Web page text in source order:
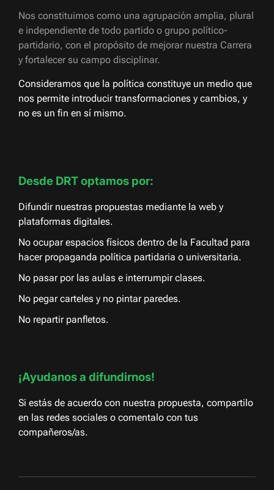
Nos constituimos como una agrupación amplia, plural
e independiente de todo partido o grupo político-
partidario, con el propósito de mejorar nuestra Carrera
y fortalecer su campo disciplinar.
Consideramos que la política constituye un medio que
nos permite introducir transformaciones y cambios, y
no es un fin en sí mismo.
Desde DRT optamos por:
Difundir nuestras propuestas mediante la web y
plataformas digitales.
No ocupar espacios físicos dentro de la Facultad para
hacer propaganda política partidaria o universitaria.
No pasar por las aulas e interrumpir clases.
No pegar carteles y no pintar paredes.
No repartir panfletos.
¡Ayudanos a difundirnos!
Si estás de acuerdo con nuestra propuesta, compartilo
en las redes sociales o comentalo con tus
compañeros/as.